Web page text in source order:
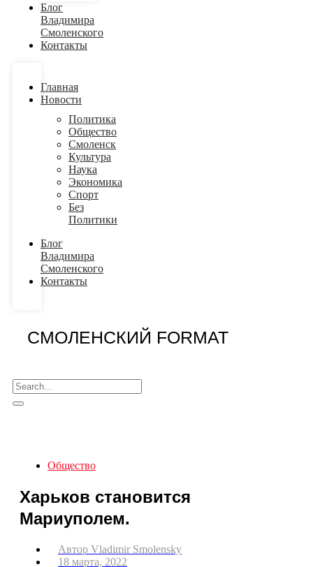
Блог
Владимира
Смоленского
Контакты
Главная
Новости
Политика
Общество
Смоленск
Культура
Наука
Экономика
Спорт
Без
Политики
Блог
Владимира
Смоленского
Контакты
СМОЛЕНСКИЙ FORMAT
Общество
Харьков становится
Мариуполем.
Автор Vladimir Smolensky
18 марта, 2022